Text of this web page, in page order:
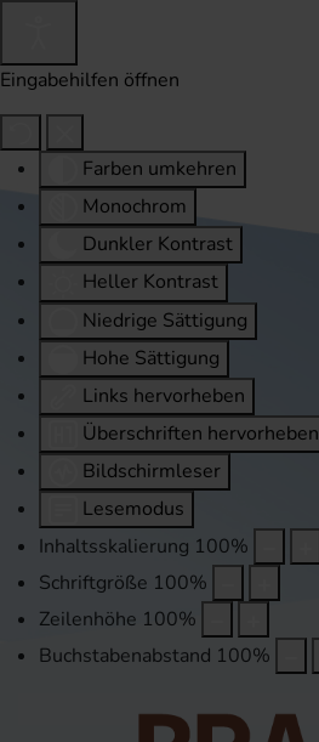
Eingabehilfen öffnen
Farben umkehren
Monochrom
Dunkler Kontrast
Heller Kontrast
Niedrige Sättigung
Hohe Sättigung
Links hervorheben
Überschriften hervorheben
Bildschirmleser
Lesemodus
Inhaltsskalierung 100%
Schriftgröße 100%
Zeilenhöhe 100%
Buchstabenabstand 100%